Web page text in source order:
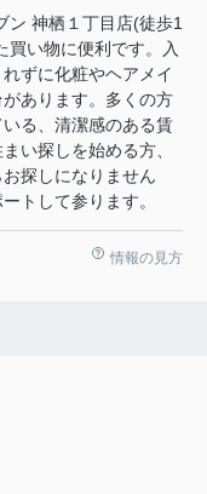
ン 神栖１丁目店(徒歩1
買い物に便利です。入
ずに化粧やヘアメイ
あります。多くの方
る、清潔感のある賃
い探しを始める方、
探しになりません
トして参ります。
情報の見方